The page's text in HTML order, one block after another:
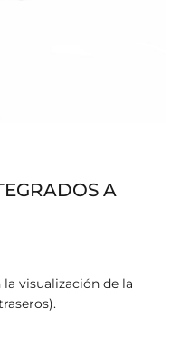
A
visualización de la